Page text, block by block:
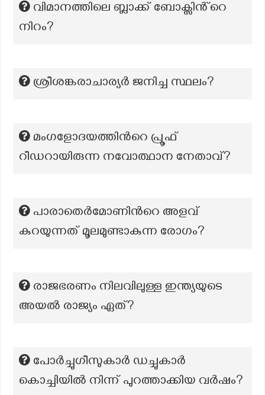
വിമാനത്തിലെ ബ്ലാക്ക് ബോക്സിൻ്റെ
നിറം?
ശ്രീശങ്കരാചാര്യർ ജനിച്ച സ്ഥലം?
മംഗളോദയത്തിന്‍റെ പ്രൂഫ്
റീഡറായിരുന്ന നവോത്ഥാന നേതാവ്?
പാരാതെർമോണിൻറെ അളവ്
കുറയുന്നത് മൂലമുണ്ടാകുന്ന രോഗം?
രാജഭരണം നിലവിലുള്ള ഇന്ത്യയുടെ
അയൽ രാജ്യം ഏത്?
പോർച്ചുഗീസുകാർ ഡച്ചുകാർ
കൊച്ചിയിൽ നിന്ന് പുറത്താക്കിയ വർഷം?